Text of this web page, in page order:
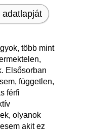
adatlapját
több mint
Elsősorban
független,
férfi
olyanok
akit ez